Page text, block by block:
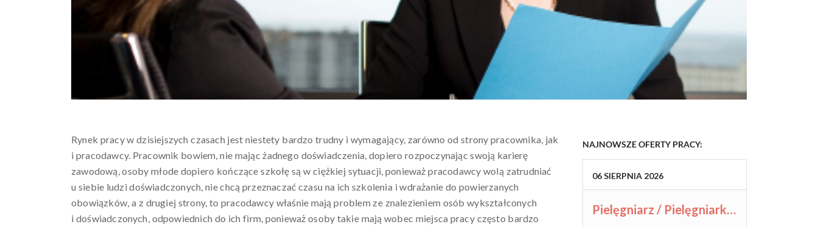
Rynek pracy w dzisiejszych czasach jest niestety bardzo trudny i wymagający, zarówno od strony pracownika, jak
i pracodawcy. Pracownik bowiem, nie mając żadnego doświadczenia, dopiero rozpoczynając swoją karierę
zawodową, osoby młode dopiero kończące szkołę są w ciężkiej sytuacji, ponieważ pracodawcy wolą zatrudniać
u siebie ludzi doświadczonych, nie chcą przeznaczać czasu na ich szkolenia i wdrażanie do powierzanych
obowiązków, a z drugiej strony, to pracodawcy właśnie mają problem ze znalezieniem osób wykształconych
i doświadczonych, odpowiednich do ich firm, ponieważ osoby takie mają wobec miejsca pracy często bardzo
NAJNOWSZE OFERTY PRACY:
06SIERPNIA 2026
Pielęgniarz / Pielęgniarka (K/M/N)